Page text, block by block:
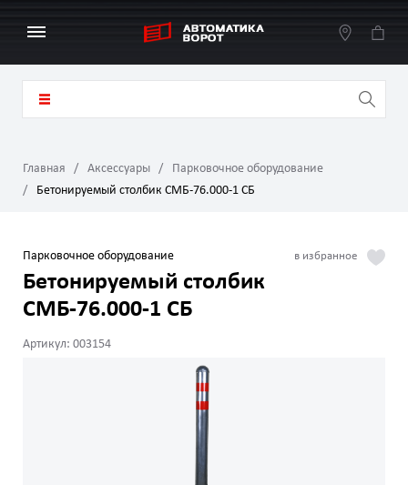
Главная Аксессуары
Парковочное оборудование
Бетонируемый столбик СМБ‑76.000‑1 СБ
Парковочное оборудование
Бетонируемый столбик
СМБ‑76.000‑1 СБ
Артикул: 003154